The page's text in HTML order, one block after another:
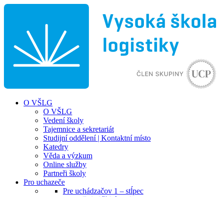
O VŠLG
O VŠLG
Vedení školy
Tajemnice a sekretariát
Studijní oddělení | Kontaktní místo
Katedry
Věda a výzkum
Online služby
Partneři školy
Pro uchazeče
Pre uchádzačov 1 – stĺpec